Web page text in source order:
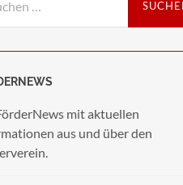
mit aktuellen
aus und über den